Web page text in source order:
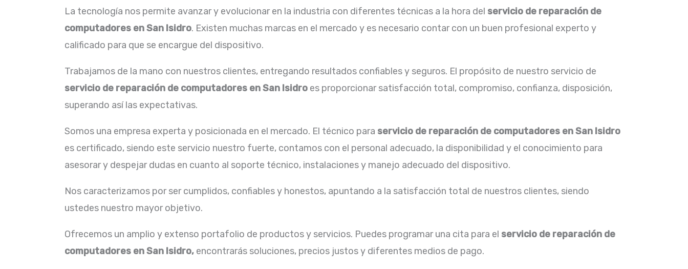
La tecnología nos permite avanzar y evolucionar en la industria con diferentes técnicas a la hora del servicio de reparación de
computadores en San Isidro. Existen muchas marcas en el mercado y es necesario contar con un buen profesional experto y
calificado para que se encargue del dispositivo.
Trabajamos de la mano con nuestros clientes, entregando resultados confiables y seguros. El propósito de nuestro servicio de
servicio de reparación de computadores en San Isidro es proporcionar satisfacción total, compromiso, confianza, disposición,
superando así las expectativas.
Somos una empresa experta y posicionada en el mercado. El técnico para servicio de reparación de computadores enSan Isidro
es certificado, siendo este servicio nuestro fuerte, contamos con el personal adecuado, la disponibilidad y el conocimiento para
asesorar y despejar dudas en cuanto al soporte técnico, instalaciones y manejo adecuado del dispositivo.
Nos caracterizamos por ser cumplidos, confiables y honestos, apuntando a la satisfacción total de nuestros clientes, siendo
ustedes nuestro mayor objetivo.
Ofrecemos un amplio y extenso portafolio de productos y servicios. Puedes programar una cita para el servicio de reparación de
computadores en San Isidro, encontrarás soluciones, precios justos y diferentes medios de pago.